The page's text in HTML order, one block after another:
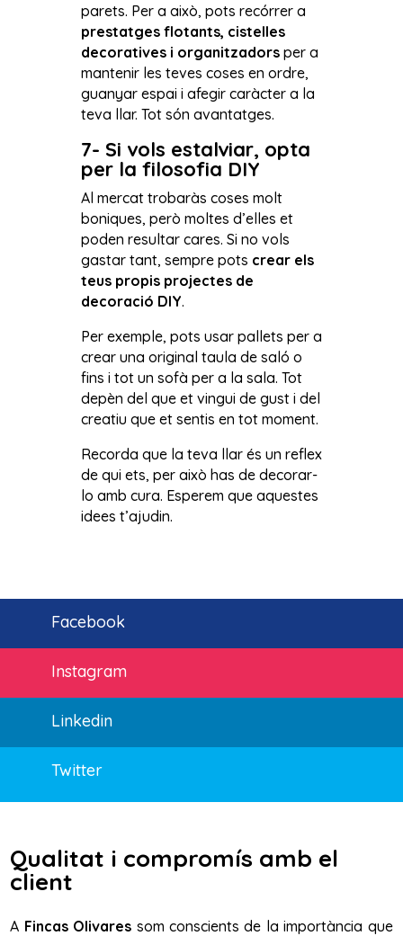
parets. Per a això, pots recórrer a
prestatges flotants, cistelles
decoratives i organitzadorsper a
mantenir les teves coses en ordre,
guanyar espai i afegir caràcter a la
teva llar. Tot són avantatges.
7- Si vols estalviar, opta
per la filosofia DIY
Al mercat trobaràs coses molt
boniques, però moltes d’elles et
poden resultar cares. Si no vols
gastar tant, sempre pots crear els
teus propis projectes de
decoració DIY.
Per exemple, pots usar pallets per a
crear una original taula de saló o
fins i tot un sofà per a la sala. Tot
depèn del que et vingui de gust i del
creatiu que et sentis en tot moment.
Recorda que la teva llar és un reflex
de qui ets, per això has de decorar-
lo amb cura. Esperem que aquestes
idees t’ajudin.
Facebook
Instagram
Linkedin
Twitter
Qualitat i compromís amb el
client
A Fincas Olivares som conscients de la importància que